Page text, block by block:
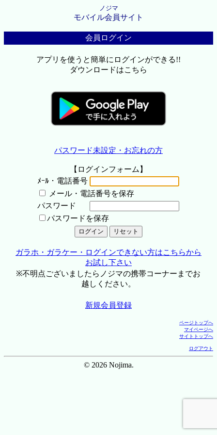
ノジマ
モバイル会員サイト
会員ログイン
アプリを使うと簡単にログインができる!!
ダウンロードはこちら
パスワード未設定・お忘れの方
【ログインフォーム】
ﾒｰﾙ・電話番号
メール・電話番号を保存
パスワード
パスワードを保存
ガラホ・ガラケー・ログインできない方はこちらから
お試し下さい
※不明点ございましたらノジマの携帯コーナーまでお
越しください。
新規会員登録
ページトップへ
マイページへ
サイトトップへ
ログアウト
© 2026 Nojima.